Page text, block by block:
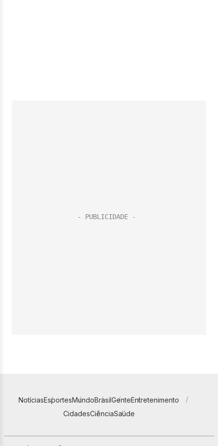
NotíciasEsportesMundoBrasilGenteEntretenimento
CidadesCiênciaSaúde